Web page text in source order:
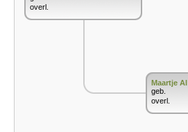
overl.
Maartje Al
geb.
overl.